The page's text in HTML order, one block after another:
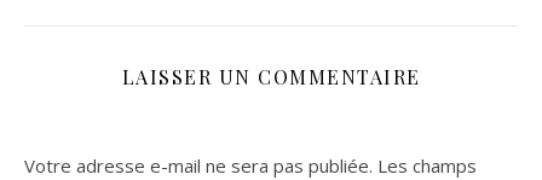
LAISSER UN COMMENTAIRE
Votre adresse e-mail ne sera pas publiée. Les champs